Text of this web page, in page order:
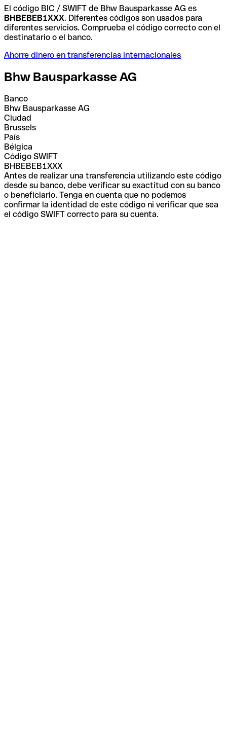
El código BIC / SWIFT de Bhw Bausparkasse AG es
BHBEBEB1XXX. Diferentes códigos son usados para
diferentes servicios. Comprueba el código correcto con el
destinatario o el banco.
Ahorre dinero en transferencias internacionales
Bhw Bausparkasse AG
Banco
Bhw Bausparkasse AG
Ciudad
Brussels
País
Bélgica
Código SWIFT
BHBEBEB1XXX
Antes de realizar una transferencia utilizando este código
desde su banco, debe verificar su exactitud con su banco
o beneficiario. Tenga en cuenta que no podemos
confirmar la identidad de este código ni verificar que sea
el código SWIFT correcto para su cuenta.